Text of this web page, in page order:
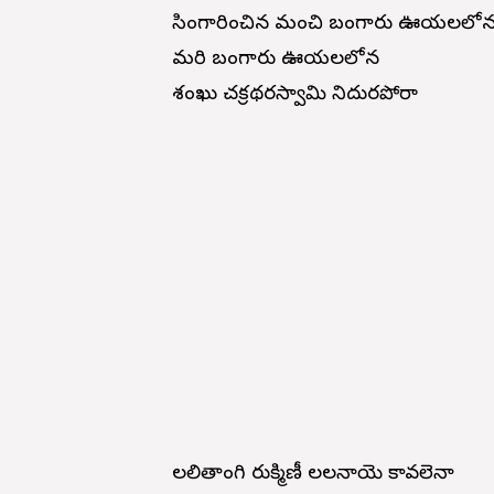
సింగారించిన మంచి బంగారు
మరి బంగారు ఊయలలోన
శంఖు చక్రథరస్వామి నిదురపోరా
లలితాంగి రుక్మిణీ లలనాయె కావలెనా